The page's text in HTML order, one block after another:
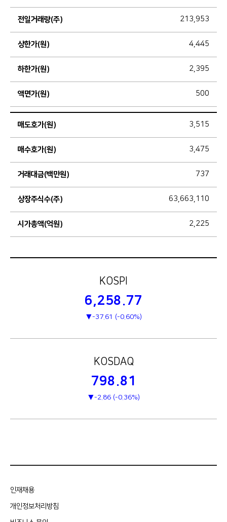
전일거래량(주) 213,953
상한가(원) 4,445
하한가(원) 2,395
액면가(원) 500
매도호가(원) 3,515
매수호가(원) 3,475
거래대금(백만원) 737
상장주식수(주) 63,663,110
시가총액(억원) 2,225
KOSPI
6,258.77
-37.61 (-0.60%)
KOSDAQ
798.81
-2.86 (-0.36%)
인재채용
개인정보처리방침